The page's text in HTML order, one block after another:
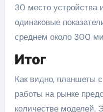
30 место устройства
одинаковые
среднем около 300
Итог
Как видно, планшеты
работы на рынке
количестве